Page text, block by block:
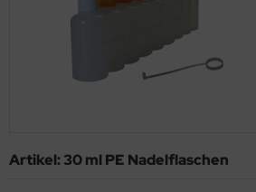
Artikel: 30 ml PE Nadelflaschen